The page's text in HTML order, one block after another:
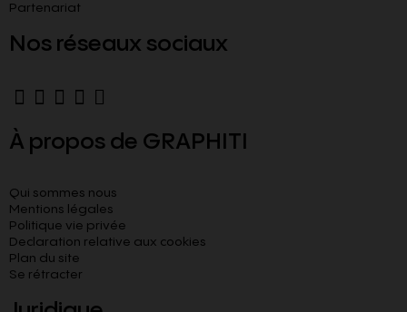
Partenariat
Nos réseaux sociaux
À propos de GRAPHITI
Qui sommes nous
Mentions légales
Politique vie privée
Declaration relative aux cookies​
Plan du site
Se rétracter